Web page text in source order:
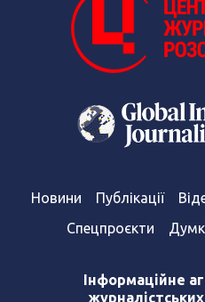
Новини Публікації
Спецпроєкти
Інформаційне